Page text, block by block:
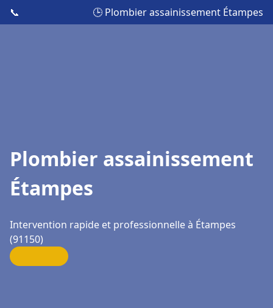
📞 🕒 Plombier assainissement Étampes
Plombier assainissement
Étampes
Intervention rapide et professionnelle à Étampes
(91150)